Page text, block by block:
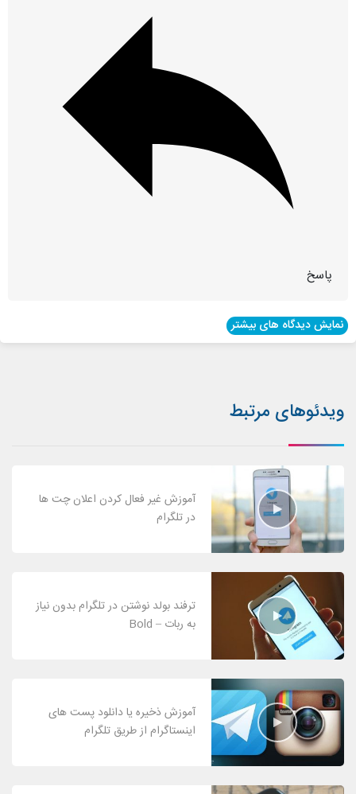
پاسخ
نمایش دیدگاه های بیشتر
ویدئوهای مرتبط
آموزش غیر فعال کردن اعلان چت ها
در تلگرام
ترفند بولد نوشتن در تلگرام بدون نیاز
به ربات – Bold
آموزش ذخیره یا دانلود پست های
اینستاگرام از طریق تلگرام